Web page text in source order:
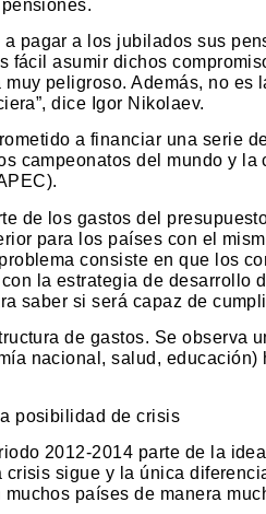
a pagar a los jubilados sus
fácil asumir dichos
peligroso. Además, no es
dice Igor Nikolaev.
a financiar una serie
campeonatos del mundo y
de los gastos del
para los países con el
consiste en que los
la estrategia de desarrollo
saber si será capaz de
de gastos. Se observa
nacional, salud,
posibilidad de crisis
2012-2014 parte de la
crisis sigue y la única
países de manera